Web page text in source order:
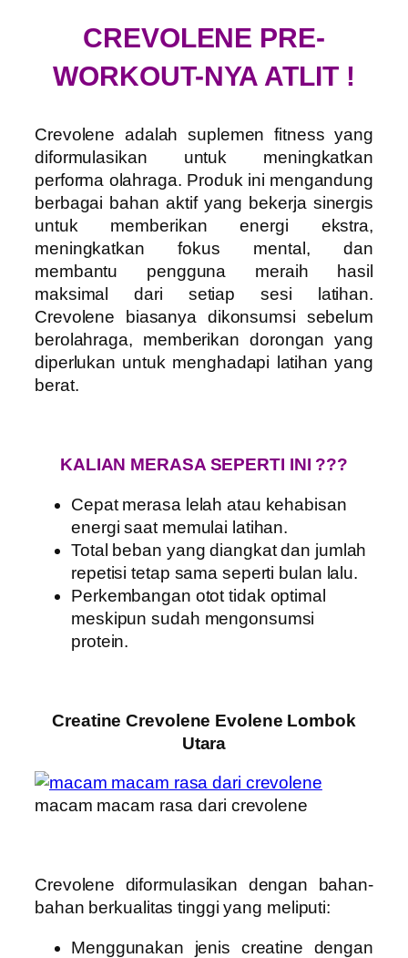
CREVOLENE PRE-
WORKOUT-NYA ATLIT !
Crevolene adalah suplemen fitness yang
diformulasikan untuk meningkatkan
performa olahraga. Produk ini mengandung
berbagai bahan aktif yang bekerja sinergis
untuk memberikan energi ekstra,
meningkatkan fokus mental, dan
membantu pengguna meraih hasil
maksimal dari setiap sesi latihan.
Crevolene biasanya dikonsumsi sebelum
berolahraga, memberikan dorongan yang
diperlukan untuk menghadapi latihan yang
berat.
KALIAN MERASA SEPERTI INI ???
Cepat merasa lelah atau kehabisan
energi saat memulai latihan.
Total beban yang diangkat dan jumlah
repetisi tetap sama seperti bulan lalu.
Perkembangan otot tidak optimal
meskipun sudah mengonsumsi
protein.
Creatine Crevolene Evolene Lombok
Utara
macam macam rasa dari crevolene
Crevolene diformulasikan dengan bahan-
bahan berkualitas tinggi yang meliputi:
Menggunakan jenis creatine dengan